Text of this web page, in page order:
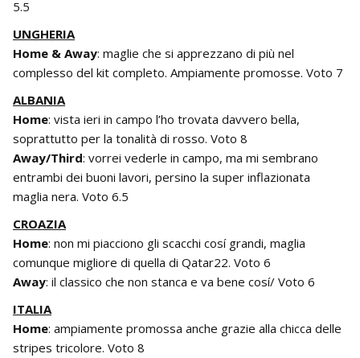
5.5
UNGHERIA
Home & Away: maglie che si apprezzano di più nel
complesso del kit completo. Ampiamente promosse. Voto 7
ALBANIA
Home: vista ieri in campo l’ho trovata davvero bella,
soprattutto per la tonalità di rosso. Voto 8
Away/Third: vorrei vederle in campo, ma mi sembrano
entrambi dei buoni lavori, persino la super inflazionata
maglia nera. Voto 6.5
CROAZIA
Home: non mi piacciono gli scacchi cosí grandi, maglia
comunque migliore di quella di Qatar22. Voto 6
Away: il classico che non stanca e va bene cosí/ Voto 6
ITALIA
Home: ampiamente promossa anche grazie alla chicca delle
stripes tricolore. Voto 8